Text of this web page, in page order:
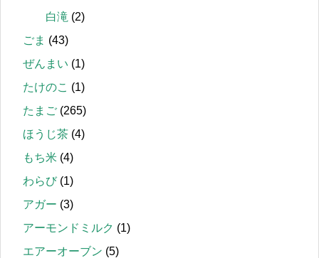
白滝 (2)
ごま (43)
ぜんまい (1)
たけのこ (1)
たまご (265)
ほうじ茶 (4)
もち米 (4)
わらび(1)
アガー (3)
アーモンドミルク (1)
エアーオーブン (5)